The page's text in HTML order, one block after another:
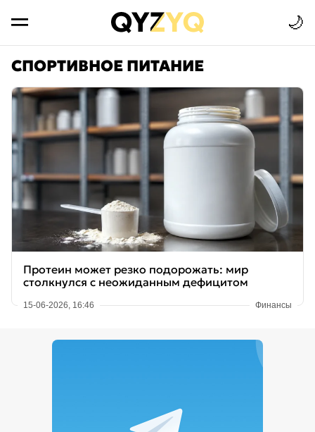
🌙
СПОРТИВНОЕ ПИТАНИЕ
Протеин может резко подорожать: мир
столкнулся с неожиданным дефицитом
15-06-2026, 16:46 Финансы